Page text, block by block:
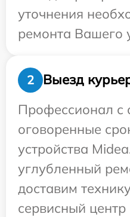
уточнения
ремонта Вашего
2
Выезд
Профессионал с
оговоренные
устройства
углубленный
доставим
сервисный центр